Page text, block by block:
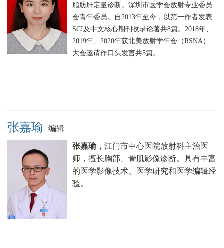
脂肪肝定量诊断。深圳市医学会放射专业委员
会青年委员。自2013年至今，以第一作者发表
SCI及中文核心期刊收录论著共8篇。2018年、
2019年、2020年获北美放射学年会（RSNA）
大会邀请作口头发言共5篇。
张嘉瑜 编辑
张嘉瑜， 江门市中心医院放射科主治医
师，擅长胸部、骨肌影像诊断。具有丰富
的医学影像技术、医学研究和医学编辑经
验。